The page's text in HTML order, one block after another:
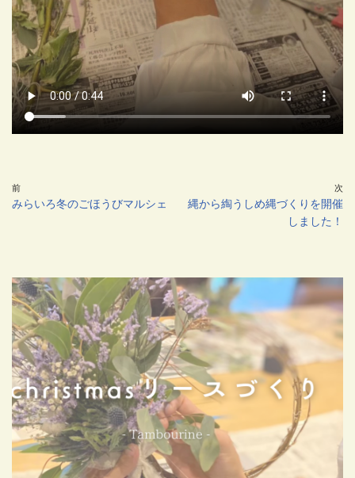
前
みらいろ冬のごほうびマルシェ
次
縄から綯うしめ縄づくりを開催
しました！